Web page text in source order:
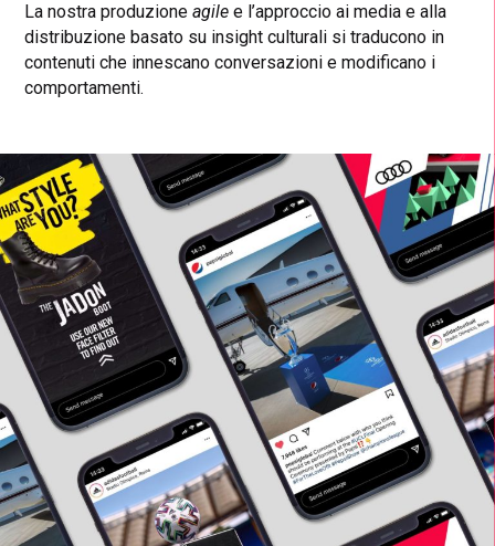
La nostra produzioneagile e l’approccio ai media e alla
distribuzione basato su insight culturali si traducono in
contenuti che innescano conversazioni e modificano i
comportamenti.